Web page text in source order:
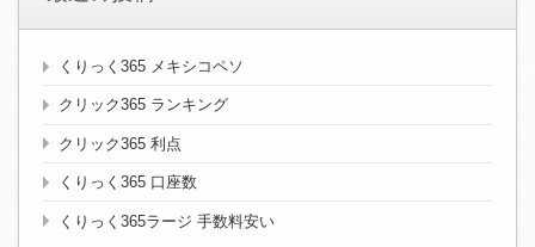
くりっく365 メキシコペソ
クリック365 ランキング
クリック365 利点
くりっく365 口座数
くりっく365ラージ 手数料安い